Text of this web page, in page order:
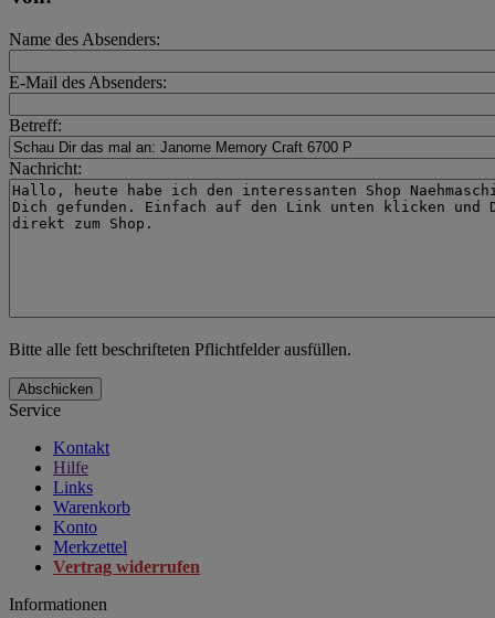
Name des Absenders:
E-Mail des Absenders:
Betreff:
Nachricht:
Bitte alle fett beschrifteten Pflichtfelder ausfüllen.
Abschicken
Service
Kontakt
Hilfe
Links
Warenkorb
Konto
Merkzettel
Vertrag widerrufen
Informationen